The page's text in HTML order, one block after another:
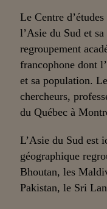
Le Centre
l’Asie du Sud et
regroupement
francophone dont
et sa population.
chercheurs,
du Québec à
L’Asie du Sud est
géographique
Bhoutan, les
Pakistan, le Sri